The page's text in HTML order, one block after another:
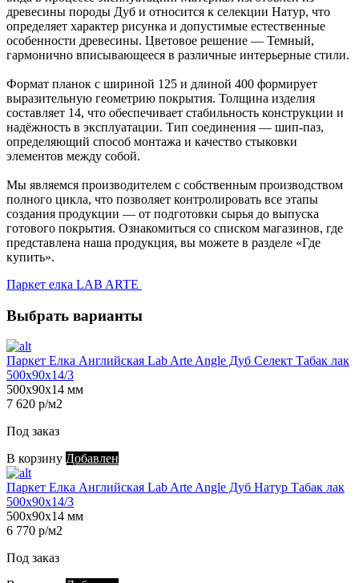
древесины породы Дуб и относится к селекции Натур, что
определяет характер рисунка и допустимые естественные
особенности древесины. Цветовое решение — Темный,
гармонично вписывающееся в различные интерьерные стили.
Формат планок с шириной 125 и длиной 400 формирует
выразительную геометрию покрытия. Толщина изделия
составляет 14, что обеспечивает стабильность конструкции и
надёжность в эксплуатации. Тип соединения — шип-паз,
определяющий способ монтажа и качество стыковки
элементов между собой.
Мы являемся производителем с собственным производством
полного цикла, что позволяет контролировать все этапы
создания продукции — от подготовки сырья до выпуска
готового покрытия. Ознакомиться со списком магазинов, где
представлена наша продукция, вы можете в разделе «Где
купить».
Паркет елка LAB ARTE
Выбрать варианты
Паркет Елка Английская Lab Arte Angle Дуб Селект Табак лак
500х90х14/3
500х90х14 мм
7 620 р/м2
Под заказ
В корзину Добавлен
Паркет Елка Английская Lab Arte Angle Дуб Натур Табак лак
500х90х14/3
500х90х14 мм
6 770 р/м2
Под заказ